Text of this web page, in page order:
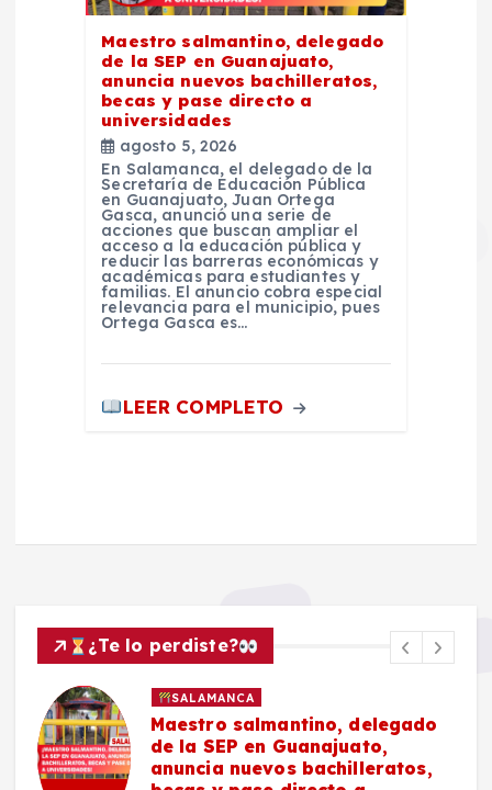
Maestro salmantino, delegado
de la SEP en Guanajuato,
anuncia nuevos bachilleratos,
becas y pase directo a
universidades
agosto 5, 2026
En Salamanca, el delegado de la
Secretaría de Educación Pública
en Guanajuato, Juan Ortega
Gasca, anunció una serie de
acciones que buscan ampliar el
acceso a la educación pública y
reducir las barreras económicas y
académicas para estudiantes y
familias. El anuncio cobra especial
relevancia para el municipio, pues
Ortega Gasca es…
LEER COMPLETO
¿Te lo perdiste?
SALAMANCA
Maestro salmantino, delegado
de la SEP en Guanajuato,
anuncia nuevos bachilleratos,